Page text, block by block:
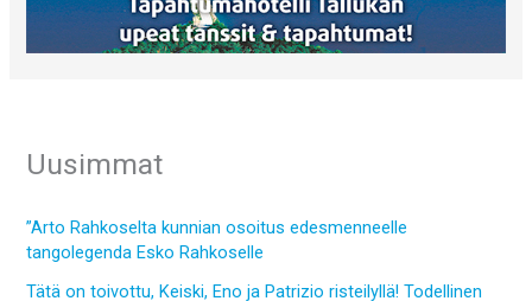
Uusimmat
”Arto Rahkoselta kunnian osoitus edesmenneelle
tangolegenda Esko Rahkoselle
Tätä on toivottu, Keiski, Eno ja Patrizio risteilyllä! Todellinen